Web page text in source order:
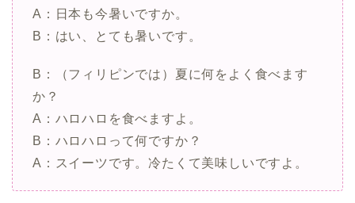
A：日本も今暑いですか。
B：はい、とても暑いです。
B：（フィリピンでは）夏に何をよく食べます
か？
A：ハロハロを食べますよ。
B：ハロハロって何ですか？
A：スイーツです。冷たくて美味しいですよ。